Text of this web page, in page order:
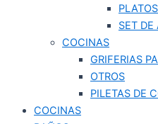
SET DE
COCINAS
GRIFERIAS
OTROS
PILETAS DE
COCINAS